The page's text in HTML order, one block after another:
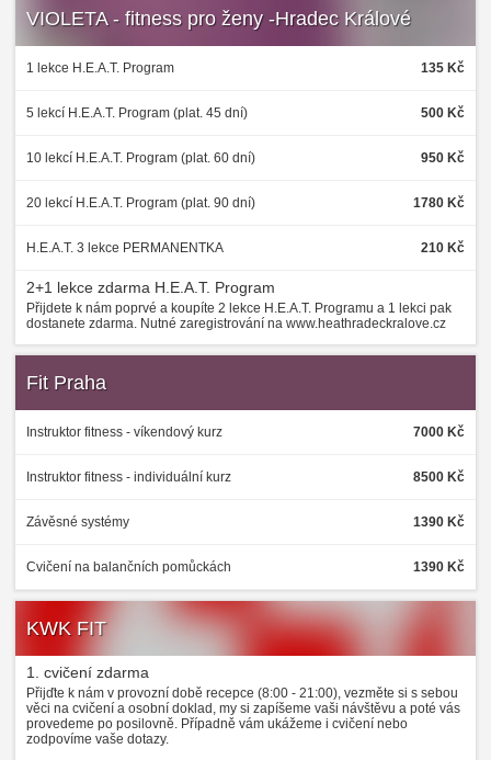
VIOLETA - fitness pro ženy -Hradec Králové
1 lekce H.E.A.T. Program 135 Kč
5 lekcí H.E.A.T. Program (plat. 45 dní) 500 Kč
10 lekcí H.E.A.T. Program (plat. 60 dní) 950 Kč
20 lekcí H.E.A.T. Program (plat. 90 dní) 1780 Kč
H.E.A.T. 3 lekce PERMANENTKA 210 Kč
2+1 lekce zdarma H.E.A.T. Program
Přijdete k nám poprvé a koupíte 2 lekce H.E.A.T. Programu a 1 lekci pak
dostanete zdarma. Nutné zaregistrování na www.heathradeckralove.cz
Fit Praha
Instruktor fitness - víkendový kurz 7000 Kč
Instruktor fitness - individuální kurz 8500 Kč
Závěsné systémy 1390 Kč
Cvičení na balančních pomůckách 1390 Kč
KWK FIT
1. cvičení zdarma
Přijďte k nám v provozní době recepce (8:00 - 21:00), vezměte si s sebou
věci na cvičení a osobní doklad, my si zapíšeme vaši návštěvu a poté vás
provedeme po posilovně. Případně vám ukážeme i cvičení nebo
zodpovíme vaše dotazy.